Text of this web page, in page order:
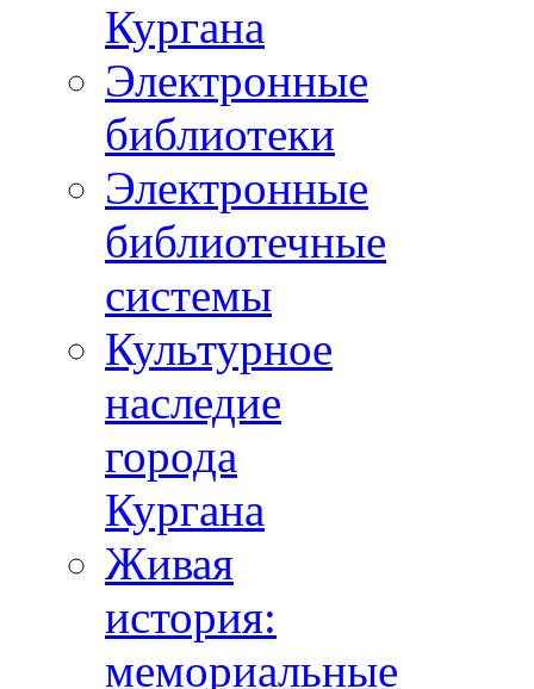
Кургана
Электронные
библиотеки
Электронные
библиотечные
системы
Культурное
наследие
города
Кургана
Живая
история:
мемориальные